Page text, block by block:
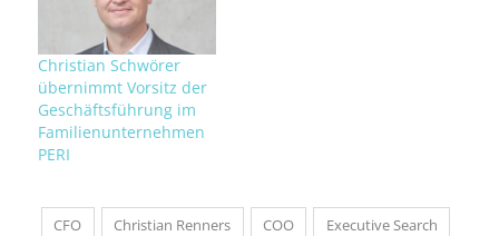
Christian Schwörer
übernimmt Vorsitz der
Geschäftsführung im
Familienunternehmen
PERI
CFO Christian Renners COO Executive Search